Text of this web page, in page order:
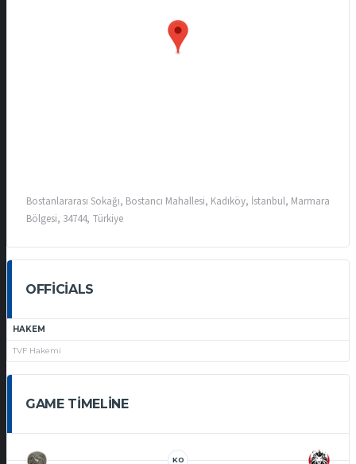
Bostanlararası Sokağı, Bostancı Mahallesi, Kadıköy, İstanbul, Marmara
Bölgesi, 34744, Türkiye
OFFICIALS
HAKEM
TVF Hakemi
GAME TIMELINE
KO